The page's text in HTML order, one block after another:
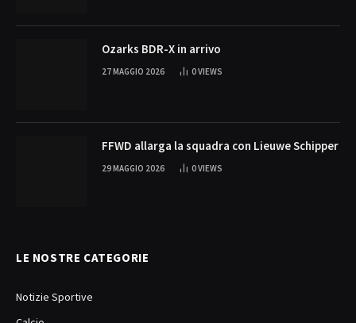
Ozarks BDR-X in arrivo
27 MAGGIO 2026 0VIEWS
FFWD allarga la squadra con Lieuwe Schipper
29 MAGGIO 2026 0VIEWS
LE NOSTRE CATEGORIE
Notizie Sportive